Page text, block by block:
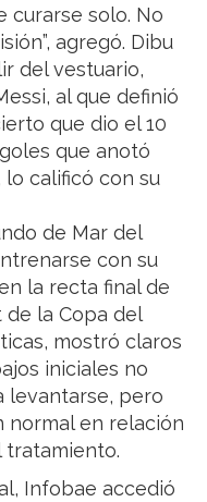
curarse solo. No
agregó. Dibu
del vestuario,
al que definió
que dio el 10
que anotó
lo calificó con su
de Mar del
con su
la recta final de
la Copa del
mostró claros
iniciales no
levantarse, pero
normal en relación
tratamiento.
Infobae accedió